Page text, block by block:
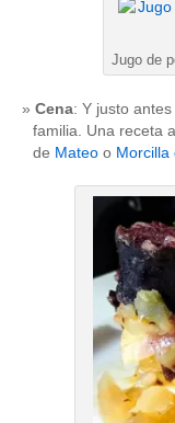
Jugo de
Cena: Y justo
familia. Una receta
de Mateo o Morcilla